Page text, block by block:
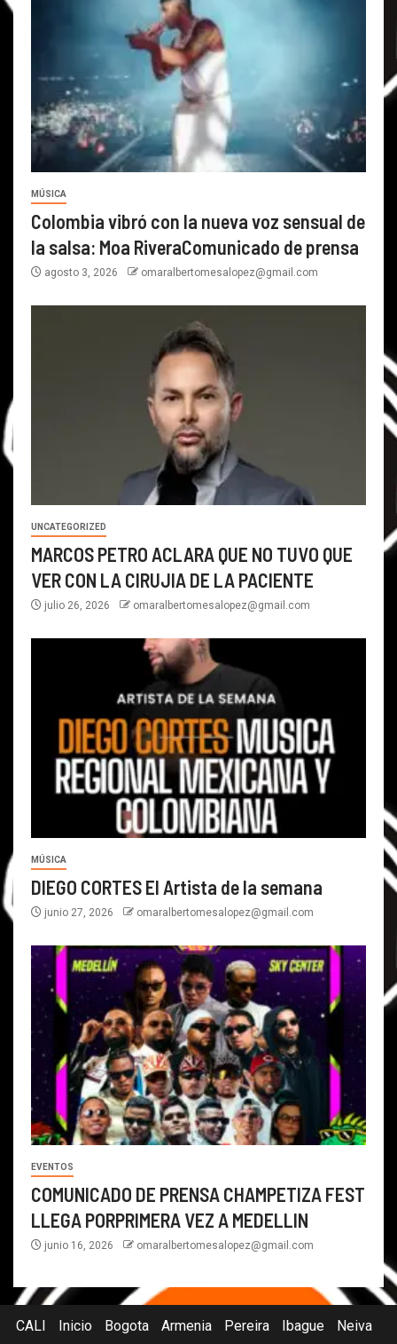
MÚSICA
Colombia vibró con la nueva voz sensual de
la salsa: Moa RiveraComunicado de prensa
agosto 3, 2026 omaralbertomesalopez@gmail.com
UNCATEGORIZED
MARCOS PETRO ACLARA QUE NO TUVO QUE
VER CON LA CIRUJIA DE LA PACIENTE
julio 26, 2026 omaralbertomesalopez@gmail.com
MÚSICA
DIEGO CORTES El Artista de la semana
junio 27, 2026 omaralbertomesalopez@gmail.com
EVENTOS
COMUNICADO DE PRENSA CHAMPETIZA FEST
LLEGA PORPRIMERA VEZ A MEDELLIN
junio 16, 2026 omaralbertomesalopez@gmail.com
CALI Inicio Bogota Armenia Pereira Ibague
Neiva